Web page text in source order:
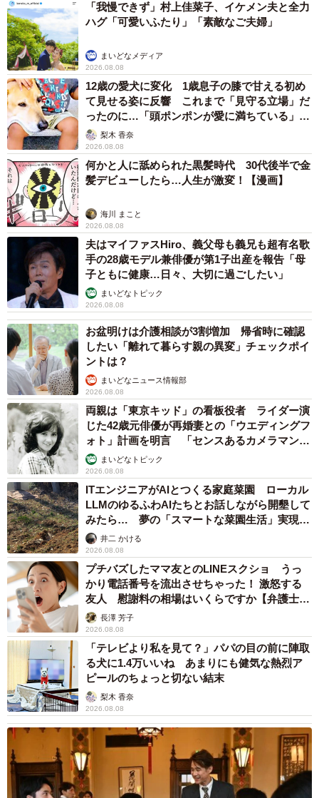
「我慢できず」村上佳菜子、イケメン夫と全力
ハグ「可愛いふたり」「素敵なご夫婦」
まいどなメディア
2026.08.08
12歳の愛犬に変化 1歳息子の膝で甘える初め
て見せる姿に反響 これまで「見守る立場」だ
ったのに…「頭ポンポンが愛に満ちている」
「尊…」
梨木 香奈
2026.08.08
何かと人に舐められた黒髪時代 30代後半で金
髪デビューしたら…人生が激変！【漫画】
海川 まこと
2026.08.08
夫はマイファスHiro、義父母も義兄も超有名歌
手の28歳モデル兼俳優が第1子出産を報告「母
子ともに健康…日々、大切に過ごしたい」
まいどなトピック
2026.08.08
お盆明けは介護相談が3割増加 帰省時に確認
したい「離れて暮らす親の異変」チェックポイ
ントは？
まいどなニュース情報部
2026.08.08
両親は「東京キッド」の看板役者 ライダー演
じた42歳元俳優が再婚妻との「ウエディングフ
ォト」計画を明言 「センスあるカメラマン求
む」まいどなトピック
2026.08.08
ITエンジニアがAIとつくる家庭菜園 ローカル
LLMのゆるふわAIたちとお話しながら開墾して
みたら… 夢の「スマートな菜園生活」実現な
るか井二 かける
2026.08.08
プチバズしたママ友とのLINEスクショ うっ
かり電話番号を流出させちゃった！ 激怒する
友人 慰謝料の相場はいくらですか【弁護士が
解説】長澤 芳子
2026.08.08
「テレビより私を見て？」パパの目の前に陣取
る犬に1.4万いいね あまりにも健気な熱烈ア
ピールのちょっと切ない結末
梨木 香奈
2026.08.08